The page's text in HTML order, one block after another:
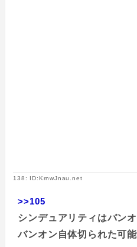
138: ID:KrnwJnau.net
>>105
シンデュアリティはバン
バンオン自体切られた可